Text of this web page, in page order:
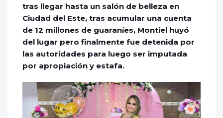
tras llegar hasta un salón de belleza en
Ciudad del Este, tras acumular una cuenta
de 12 millones de guaraníes, Montiel huyó
del lugar pero finalmente fue detenida por
las autoridades para luego ser imputada
por apropiación y estafa.